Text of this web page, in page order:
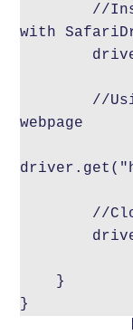
//
with
driver =
//Using
webpage
//
}
}